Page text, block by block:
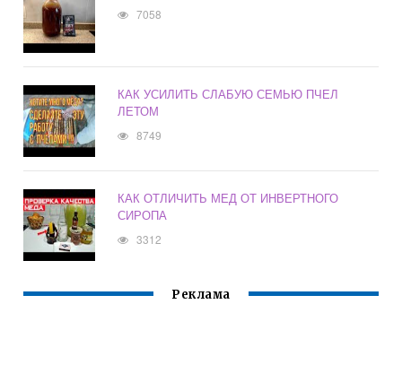
7058
КАК УСИЛИТЬ СЛАБУЮ СЕМЬЮ ПЧЕЛ
ЛЕТОМ
8749
КАК ОТЛИЧИТЬ МЕД ОТ ИНВЕРТНОГО
СИРОПА
3312
Реклама